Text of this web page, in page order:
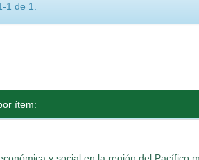
1 de 1.
ítem: